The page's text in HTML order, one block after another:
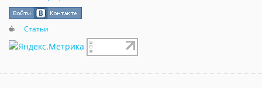
Статьи